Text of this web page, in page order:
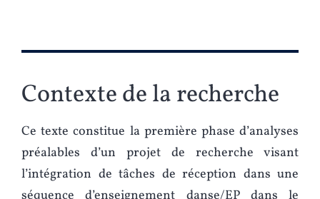
Contexte de la recherche
Ce texte constitue la première phase d’analyses
préalables d’un projet de recherche visant
l’intégration de tâches de réception dans une